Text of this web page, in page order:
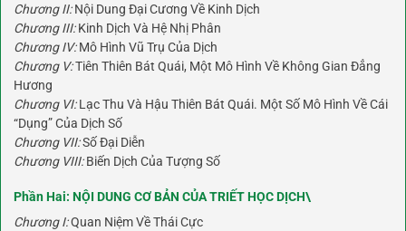
Chương II:Nội Dung Đại Cương Về Kinh Dịch
Chương III:Kinh Dịch Và Hệ Nhị Phân
Chương IV:Mô Hình Vũ Trụ Của Dịch
Chương V:Tiên Thiên Bát Quái, Một Mô Hình Về Không Gian Đẳng
Hương
Chương VI:Lạc Thu Và Hậu Thiên Bát Quái. Một Số Mô Hình Về Cái
“Dụng” Của Dịch Số
Chương VII:Số Đại Diễn
Chương VIII:Biến Dịch Của Tượng Số
Phần Hai: NỘI DUNG CƠ BẢN CỦA TRIẾT HỌC DỊCH\
Chương I:Quan Niệm Về Thái Cực